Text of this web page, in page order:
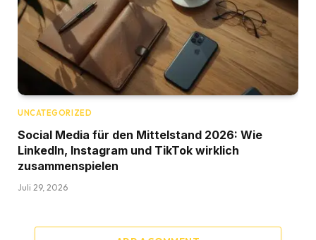
UNCATEGORIZED
Social Media für den Mittelstand 2026: Wie
LinkedIn, Instagram und TikTok wirklich
zusammenspielen
Juli 29, 2026